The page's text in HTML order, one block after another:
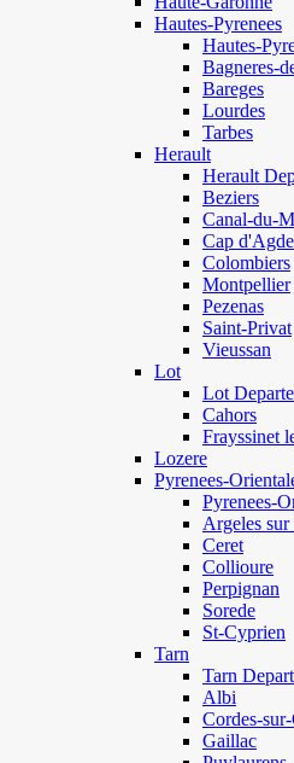
Hautes-Pyrenees
Hautes-
Bagneres-
Bareges
Lourdes
Tarbes
Herault
Herault
Beziers
Canal-du-
Cap d'Agde
Colombiers
Montpellier
Pezenas
Saint-Privat
Vieussan
Lot
Lot
Cahors
Frayssinet
Lozere
Pyrenees-
Pyrenees-
Argeles
Ceret
Collioure
Perpignan
Sorede
St-Cyprien
Tarn
Tarn
Albi
Cordes-
Gaillac